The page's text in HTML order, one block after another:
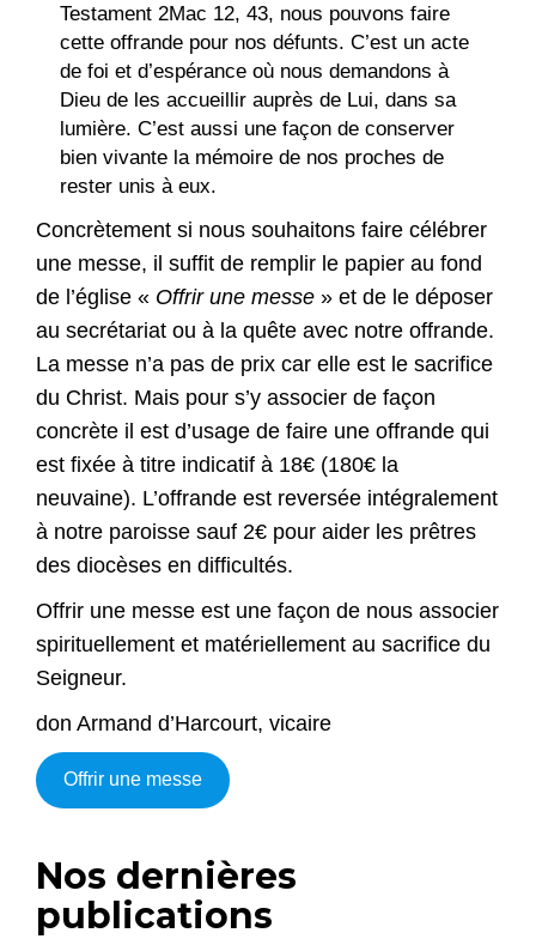
Testament 2Mac 12, 43, nous pouvons faire
cette offrande pour nos défunts. C’est un acte
de foi et d’espérance où nous demandons à
Dieu de les accueillir auprès de Lui, dans sa
lumière. C’est aussi une façon de conserver
bien vivante la mémoire de nos proches de
rester unis à eux.
Concrètement si nous souhaitons faire célébrer
une messe, il suffit de remplir le papier au fond
de l’église « Offrir une messe » et de le déposer
au secrétariat ou à la quête avec notre offrande.
La messe n’a pas de prix car elle est le sacrifice
du Christ. Mais pour s’y associer de façon
concrète il est d’usage de faire une offrande qui
est fixée à titre indicatif à 18€ (180€ la
neuvaine). L’offrande est reversée intégralement
à notre paroisse sauf 2€ pour aider les prêtres
des diocèses en difficultés.
Offrir une messe est une façon de nous associer
spirituellement et matériellement au sacrifice du
Seigneur.
don Armand d’Harcourt, vicaire
Offrir une messe
Nos dernières
publications